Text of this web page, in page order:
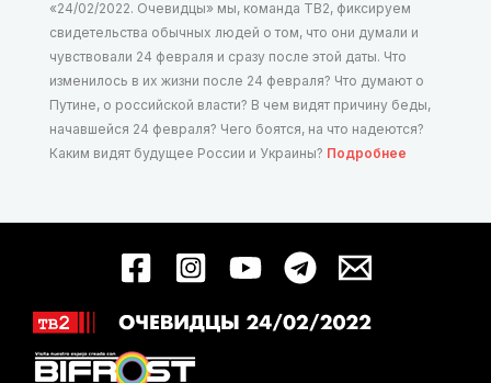
«24/02/2022. Очевидцы» мы, команда ТВ2, фиксируем
свидетельства обычных людей о том, что они думали и
чувствовали 24 февраля и сразу после этой даты. Что
изменилось в их жизни после 24 февраля? Что думают о
Путине, о российской власти? В чем видят причину беды,
начавшейся 24 февраля? Чего боятся, на что надеются?
Каким видят будущее России и Украины? Подробнее